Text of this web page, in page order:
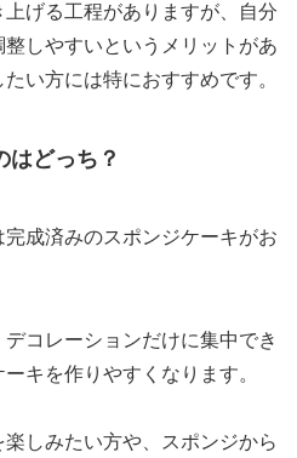
げる工程がありますが、自分
しやすいというメリットがあ
い方には特におすすめです。
はどっち？
成済みのスポンジケーキがお
コレーションだけに集中でき
キを作りやすくなります。
しみたい方や、スポンジから